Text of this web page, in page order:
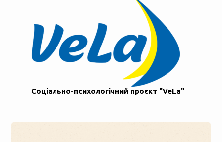
Соціально-психологічний проєкт "VeLa"